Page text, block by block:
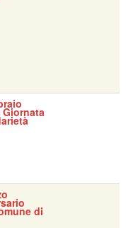
Giornata
di